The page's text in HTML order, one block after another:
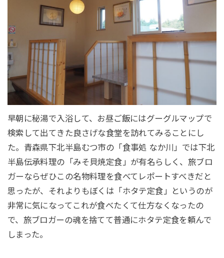
早朝に秘湯で入浴して、お昼ご飯にはグーグルマップで
検索して出てきた良さげな食堂を訪れてみることにし
た。青森県下北半島むつ市の「食事処 なか川」では下北
半島伝承料理の「みそ貝焼定食」が有名らしく、旅ブロ
ガーならぜひこの名物料理を食べてレポートすべきだと
思ったが、それよりもぼくは「ホタテ定食」というのが
非常に気になってこれが食べたくて仕方なくなったの
で、旅ブロガーの魂を捨てて普通にホタテ定食を頼んで
しまった。